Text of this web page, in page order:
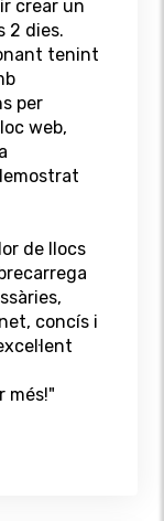
crear un
2 dies.
tenint
per
web,
de llocs
concís i
més!"